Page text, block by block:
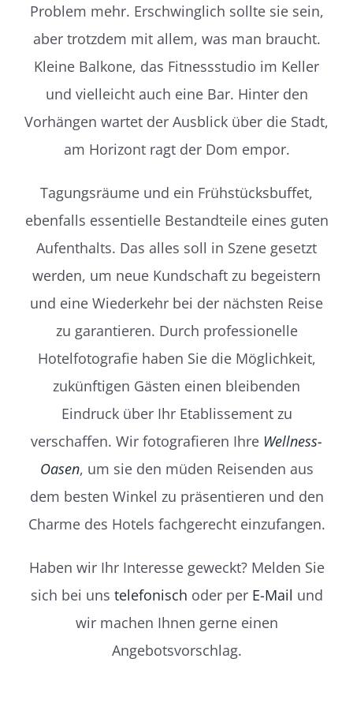
Problem mehr. Erschwinglich sollte sie sein,
aber trotzdem mit allem, was man braucht.
Kleine Balkone, das Fitnessstudio im Keller
und vielleicht auch eine Bar. Hinter den
Vorhängen wartet der Ausblick über die Stadt,
am Horizont ragt der Dom empor.
Tagungsräume und ein Frühstücksbuffet,
ebenfalls essentielle Bestandteile eines guten
Aufenthalts. Das alles soll in Szene gesetzt
werden, um neue Kundschaft zu begeistern
und eine Wiederkehr bei der nächsten Reise
zu garantieren. Durch professionelle
Hotelfotografie haben Sie die Möglichkeit,
zukünftigen Gästen einen bleibenden
Eindruck über Ihr Etablissement zu
verschaffen. Wir fotografieren Ihre Wellness-
Oasen, um sie den müden Reisenden aus
dem besten Winkel zu präsentieren und den
Charme des Hotels fachgerecht einzufangen.
Haben wir Ihr Interesse geweckt? Melden Sie
sich bei uns telefonisch oder per E-Mail und
wir machen Ihnen gerne einen
Angebotsvorschlag.